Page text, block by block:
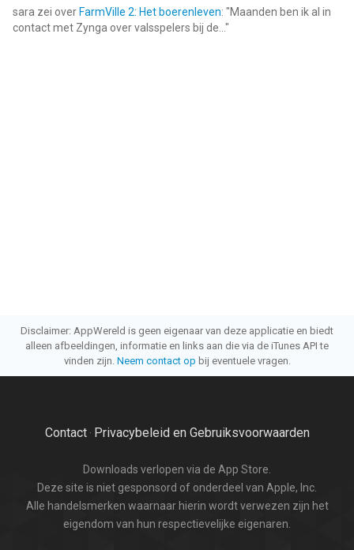
sara zei over FarmVille 2: Het boerenleven: "Maanden ben ik al in
contact met Zynga over valsspelers bij de... "
Disclaimer: AppWereld is geen eigenaar van deze applicatie en biedt
alleen afbeeldingen, informatie en links aan die via de iTunes API te
vinden zijn. Neem contact op bij eventuele vragen.
Contact· Privacybeleid en Gebruiksvoorwaarden
Downloads verlopen via de App Store.
Deze site is niet gesponsord of onderdeel van Apple, Inc.
Alle handelsmerken waarnaar hierin wordt verwezen zijn het
eigendom van hun respectievelijke eigenaren.